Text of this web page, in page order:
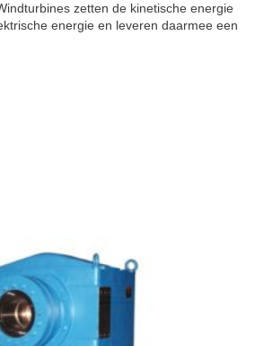
zetten de kinetische energie
energie en leveren daarmee een